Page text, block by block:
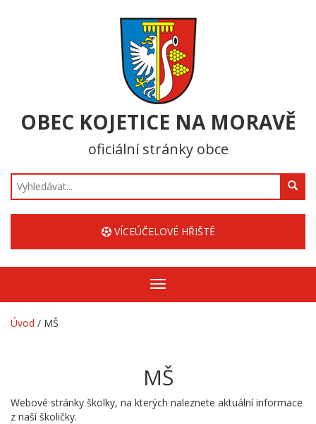
OBEC KOJETICE NA MORAVĚ
oficiální stránky obce
Hledat
VÍCEÚČELOVÉ HŘIŠTĚ
Zobrazit/skrýt
navigaci
Úvod / MŠ
MŠ
Webové stránky školky, na kterých naleznete aktuální informace
z naší školičky.